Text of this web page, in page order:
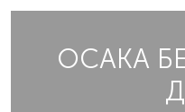
ОСАКА